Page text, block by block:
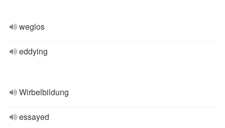
weglos
eddying
Wirbelbildung
essayed